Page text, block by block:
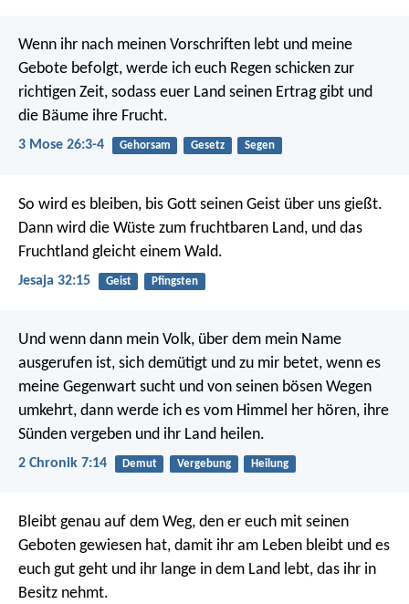
Wenn ihr nach meinen Vorschriften lebt und meine
Gebote befolgt, werde ich euch Regen schicken zur
richtigen Zeit, sodass euer Land seinen Ertrag gibt und
die Bäume ihre Frucht.
3 Mose 26:3-4 Gehorsam Gesetz Segen
So wird es bleiben, bis Gott seinen Geist über uns gießt.
Dann wird die Wüste zum fruchtbaren Land, und das
Fruchtland gleicht einem Wald.
Jesaja 32:15 Geist Pfingsten
Und wenn dann mein Volk, über dem mein Name
ausgerufen ist, sich demütigt und zu mir betet, wenn es
meine Gegenwart sucht und von seinen bösen Wegen
umkehrt, dann werde ich es vom Himmel her hören, ihre
Sünden vergeben und ihr Land heilen.
2 Chronik 7:14 Demut Vergebung Heilung
Bleibt genau auf dem Weg, den er euch mit seinen
Geboten gewiesen hat, damit ihr am Leben bleibt und es
euch gut geht und ihr lange in dem Land lebt, das ihr in
Besitz nehmt.